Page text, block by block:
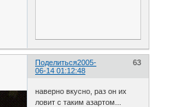
Поделиться 63
2005-
06-14 01:12:48
наверно вкусно, раз он их
ловит с таким азартом...